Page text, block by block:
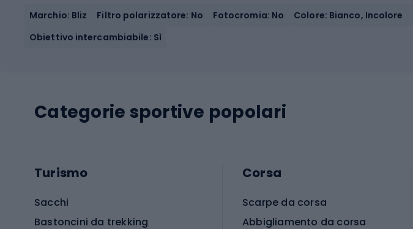
Marchio: Bliz Filtro polarizzatore: No Fotocromia: No Colore: Bianco, Incolore
Obiettivo intercambiabile: Sì
Categorie sportive popolari
Turismo
Sacchi
Bastoncini da trekking
Corsa
Scarpe da corsa
Abbigliamento da corsa